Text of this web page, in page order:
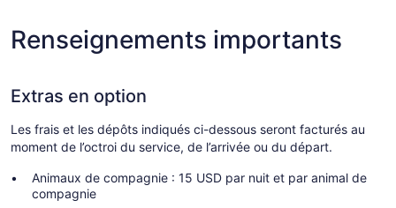
Renseignements importants
Extras en option
Les frais et les dépôts indiqués ci-dessous seront facturés au
moment de l’octroi du service, de l’arrivée ou du départ.
Animaux de compagnie : 15 USD par nuit et par animal de
compagnie